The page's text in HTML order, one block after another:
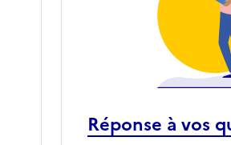
Réponse à vos